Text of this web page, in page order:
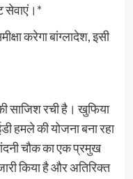
सेवाएं।*
करेगा बांग्लादेश, इसी
साजिश रची है। खुफिया
हमले की योजना बना रहा
चौक का एक प्रमुख
किया है और अतिरिक्त